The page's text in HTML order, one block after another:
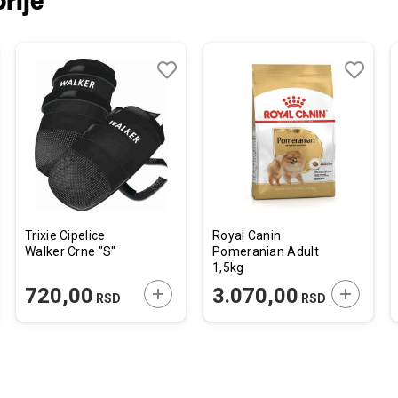
U KORPU
Trixie Cipelice
Walker Crne "S"
720,00 RSD DODAJTE U KORPU
listu
želja
Royal Canin
Pomeranian Adult
1,5kg
3.070,00 RSD